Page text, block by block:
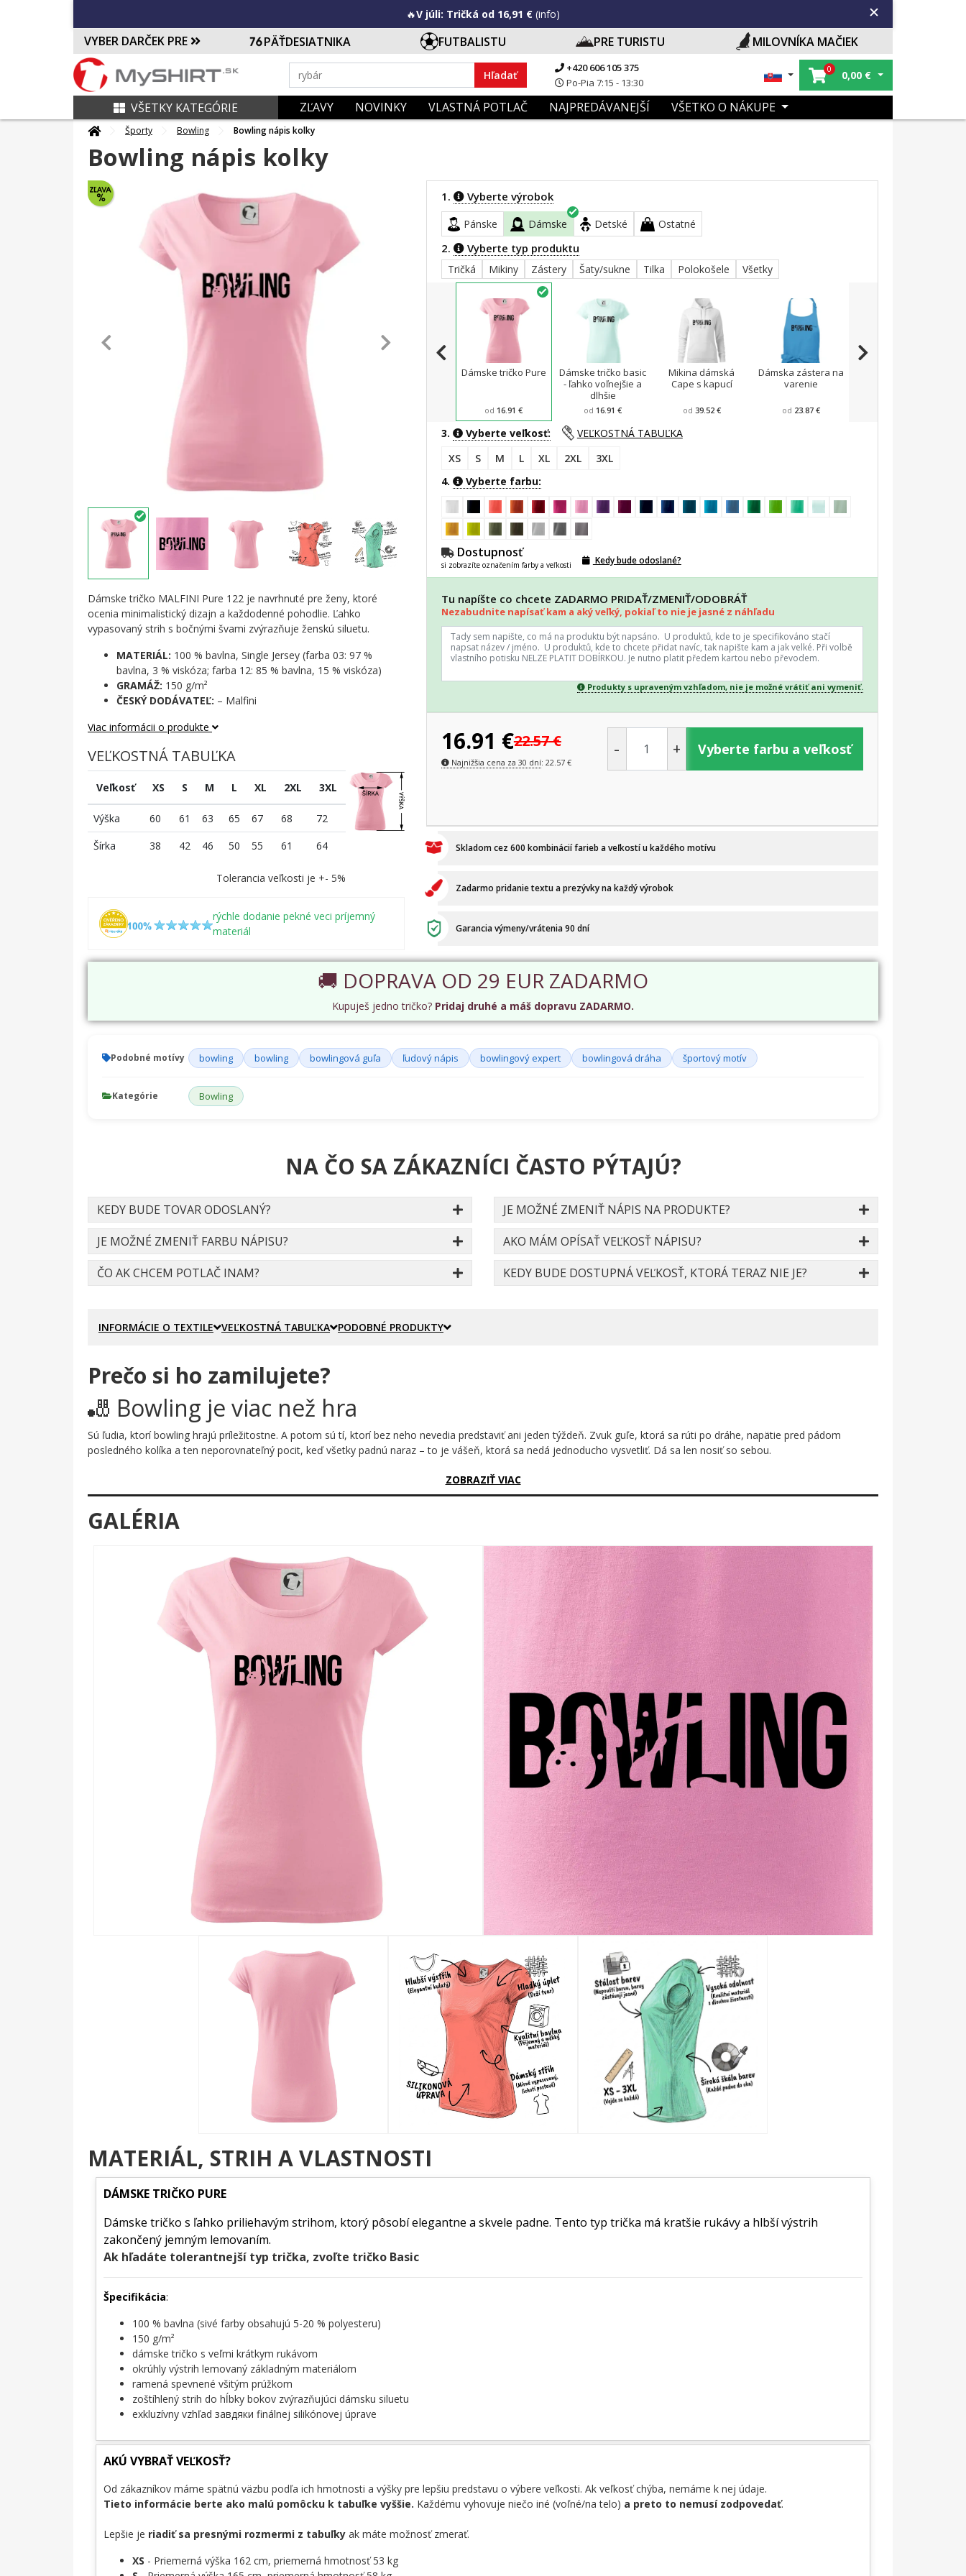
🔥V júli: Tričká od 16,91 € (info)
VYBER DARČEK PRE PÄŤDESIATNIKA FUTBALISTU PRE TURISTU MILOVNÍKA MAČIEK
Hľadať
+420 606 105 375
Po-Pia 7:15 - 13:30
0 0,00 €
VŠETKY KATEGÓRIE ZĽAVY NOVINKY VLASTNÁ POTLAČ NAJPREDÁVANEJŠÍ VŠETKO O NÁKUPE
Športy Bowling Bowling nápis kolky
Bowling nápis kolky
Dámske tričko MALFINI Pure 122 je navrhnuté pre ženy, ktoré
ocenia minimalistický dizajn a každodenné pohodlie. Ľahko
vypasovaný strih s bočnými švami zvýrazňuje ženskú siluetu.
MATERIÁL: 100 % bavlna, Single Jersey (farba 03: 97 %
bavlna, 3 % viskóza; farba 12: 85 % bavlna, 15 % viskóza)
GRAMÁŽ: 150 g/m²
ČESKÝ DODÁVATEĽ: – Malfini
Viac informácii o produkte
VEĽKOSTNÁ TABUĽKA
Veľkosť XS S M L XL 2XL 3XL
Výška 60 61 63 65 67 68
72
Šírka
38 42 46 50 55 61 64
Tolerancia veľkosti je +- 5%
rýchle dodanie pekné veci príjemný
materiál
1. Vyberte výrobok
Pánske Dámske Detské Ostatné
2. Vyberte typ produktu
Tričká Mikiny Zástery Šaty/sukne Tilka Polokošele Všetky
Dámske tričko Pure
od 16.91 €
Dámske tričko basic
- ľahko voľnejšie a
dlhšie
od 16.91 €
Mikina dámská
Cape s kapucí
od 39.52 €
Dámska zástera na
varenie
od 23.87 €
3. Vyberte veľkosť:
VEĽKOSTNÁ TABUĽKA
XS
S M L XL 2XL
3XL
4.
Vyberte farbu:
Dostupnosť
si zobrazíte označením farby a veľkosti Kedy bude odoslané?
Tu napíšte co chcete ZADARMO PRIDAŤ/ZMENIŤ/ODOBRÁŤ
Nezabudnite napísať kam a aký veľký, pokiaľ to nie je jasné z náhľadu
Produkty s upraveným vzhľadom, nie je možné vrátiť ani vymeniť.
16.91 €22.57€
Najnižšia cena za 30 dní: 22.57€
- + Vyberte farbu a veľkosť
Skladom cez 600 kombinácií farieb a veľkostí u každého motívu
Zadarmo pridanie textu a prezývky na každý výrobok
Garancia výmeny/vrátenia 90 dní
🚚 DOPRAVA OD 29 EUR ZADARMO
Kupuješ jedno tričko? Pridaj druhé a máš dopravu ZADARMO.
Podobné motívy bowling bowling bowlingová guľa ľudový nápis bowlingový expert bowlingová dráha športový motív
Kategórie Bowling
NA ČO SA ZÁKAZNÍCI ČASTO PÝTAJÚ?
KEDY BUDE TOVAR ODOSLANÝ?
JE MOŽNÉ ZMENIŤ FARBU NÁPISU?
ČO AK CHCEM POTLAČ INAM?
JE MOŽNÉ ZMENIŤ NÁPIS NA PRODUKTE?
AKO MÁM OPÍSAŤ VEĽKOSŤ NÁPISU?
KEDY BUDE DOSTUPNÁ VEĽKOSŤ, KTORÁ TERAZ NIE JE?
INFORMÁCIE O TEXTILE VEĽKOSTNÁ TABUĽKA PODOBNÉ PRODUKTY
Prečo si ho zamilujete?
🎳 Bowling je viac než hra
Sú ľudia, ktorí bowling hrajú príležitostne. A potom sú tí, ktorí bez neho nevedia predstaviť ani jeden týždeň. Zvuk guľe, ktorá sa rúti po dráhe, napätie pred pádom
posledného kolíka a ten neporovnateľný pocit, keď všetky padnú naraz – to je vášeň, ktorá sa nedá jednoducho vysvetliť. Dá sa len nosiť so sebou.
Potlač spája typografiu a ilustráciu do jedného geniálneho celku. Výrazný čierny nápis BOWLING v sebe ukrýva siluetu guľe a rozlietajúcich sa kolíkov – akoby hra doslova
prenikla do samotných písmen. Výsledok je graficky čistý, vtipný a okamžite zrozumiteľný každému, kto pozná radosť z dobre hodenéj guľe. Čiernobiela kombinácia
Komu urobí radosť?
🎯 Vášnivému bowlingistovi, ktorý pozná každú dráhu v okolí naspamäť
🔥 Členovi bowlingovej partie, ktorý chce vyniknúť aj mimo hracej plochy
💪 Priateľovi alebo kolegovi, pre ktorého je bowling skutočnou vášňou
🌟 Každému, kto chce bez slov ukázať, čo ho baví a napĺňa
Nechaj motív hovoriť za seba. Každý, kto ho uvidí, okamžite pochopí, že máš k bowlingu vážny vzťah. Strike nie je náhoda – a ani tento výber nie je. Získaj ho ešte dnes!
ZOBRAZIŤ VIAC
GALÉRIA
MATERIÁL, STRIH A VLASTNOSTI
DÁMSKE TRIČKO PURE
Dámske tričko s ľahko priliehavým strihom, ktorý pôsobí elegantne a skvele padne. Tento typ trička má kratšie rukávy a hlbší výstrih
zakončený jemným lemovaním.
Ak hľadáte tolerantnejší typ trička, zvoľte tričko Basic
Špecifikácia:
100 % bavlna (sivé farby obsahujú 5-20 % polyesteru)
150 g/m²
dámske tričko s veľmi krátkym rukávom
okrúhly výstrih lemovaný základným materiálom
ramená spevnené všitým prúžkom
zoštíhlený strih do hĺbky bokov zvýrazňujúci dámsku siluetu
exkluzívny vzhľad завдяки finálnej silikónovej úprave
AKÚ VYBRAŤ VEĽKOSŤ?
Od zákazníkov máme spätnú väzbu podľa ich hmotnosti a výšky pre lepšiu predstavu o výbere veľkosti. Ak veľkosť chýba, nemáme k nej údaje.
Tieto informácie berte ako malú pomôcku k tabuľke vyššie. Každému vyhovuje niečo iné (voľné/na telo) a preto to nemusí zodpovedať.
Lepšie je riadiť sa presnými rozmermi z tabuľky ak máte možnosť zmerať.
XS - Priemerná výška 162 cm, priemerná hmotnosť 53 kg